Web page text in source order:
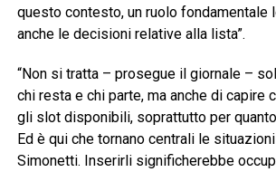
questo contesto, un ruolo fondamentale
anche le decisioni relative alla lista”.
“Non si tratta – prosegue il giornale –
chi resta e chi parte, ma anche di capire
gli slot disponibili, soprattutto per
Ed è qui che tornano centrali le
Simonetti. Inserirli significherebbe